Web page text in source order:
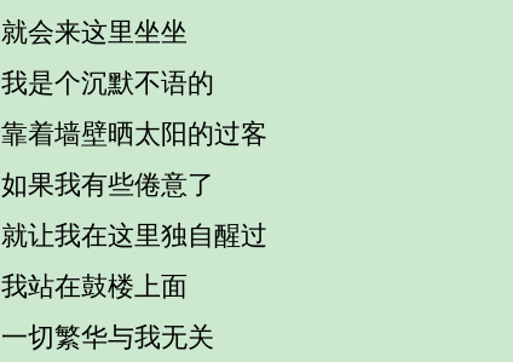
就会来这里坐坐
我是个沉默不语的
靠着墙壁晒太阳的过客
如果我有些倦意了
就让我在这里独自醒过
我站在鼓楼上面
一切繁华与我无关